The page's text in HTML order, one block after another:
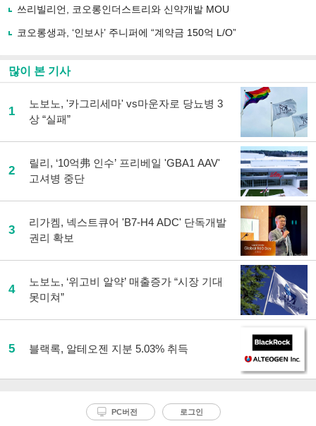
기
쓰리빌리언, 코오롱인더스트리와 신약개발 MOU
코오롱생과, ‘인보사’ 주니퍼에 “계약금 150억 L/O”
많이 본 기사
1
노보노, '카그리세마' vs마운자로 당뇨병 3
상 “실패”
2
릴리, ‘10억弗 인수’ 프리베일 'GBA1 AAV'
고셔병 중단
3
리가켐, 넥스트큐어 'B7-H4 ADC' 단독개발
권리 확보
4
노보노, ‘위고비 알약’ 매출증가 “시장 기대
못미쳐”
5 블랙록, 알테오젠 지분 5.03% 취득
PC버전 로그인